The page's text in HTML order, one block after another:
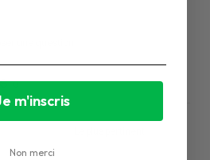
0
m'inscris
Non merci